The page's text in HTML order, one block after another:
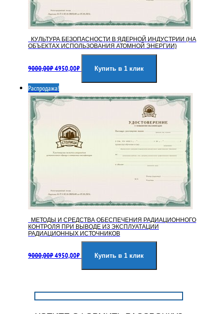
КУЛЬТУРА БЕЗОПАСНОСТИ В ЯДЕРНОЙ ИНДУСТРИИ (НА
ОБЪЕКТАХ ИСПОЛЬЗОВАНИЯ АТОМНОЙ ЭНЕРГИИ)
9000,00₽цена
9000,00₽.
4950,00₽цена:
Купить в 1 клик
Распродажа!
МЕТОДЫ И СРЕДСТВА ОБЕСПЕЧЕНИЯ РАДИАЦИОННОГО
КОНТРОЛЯ ПРИ ВЫВОДЕ ИЗ ЭКСПЛУАТАЦИИ
РАДИАЦИОННЫХ ИСТОЧНИКОВ
9000,00₽цена
4950,00₽цена:
Купить в 1 клик